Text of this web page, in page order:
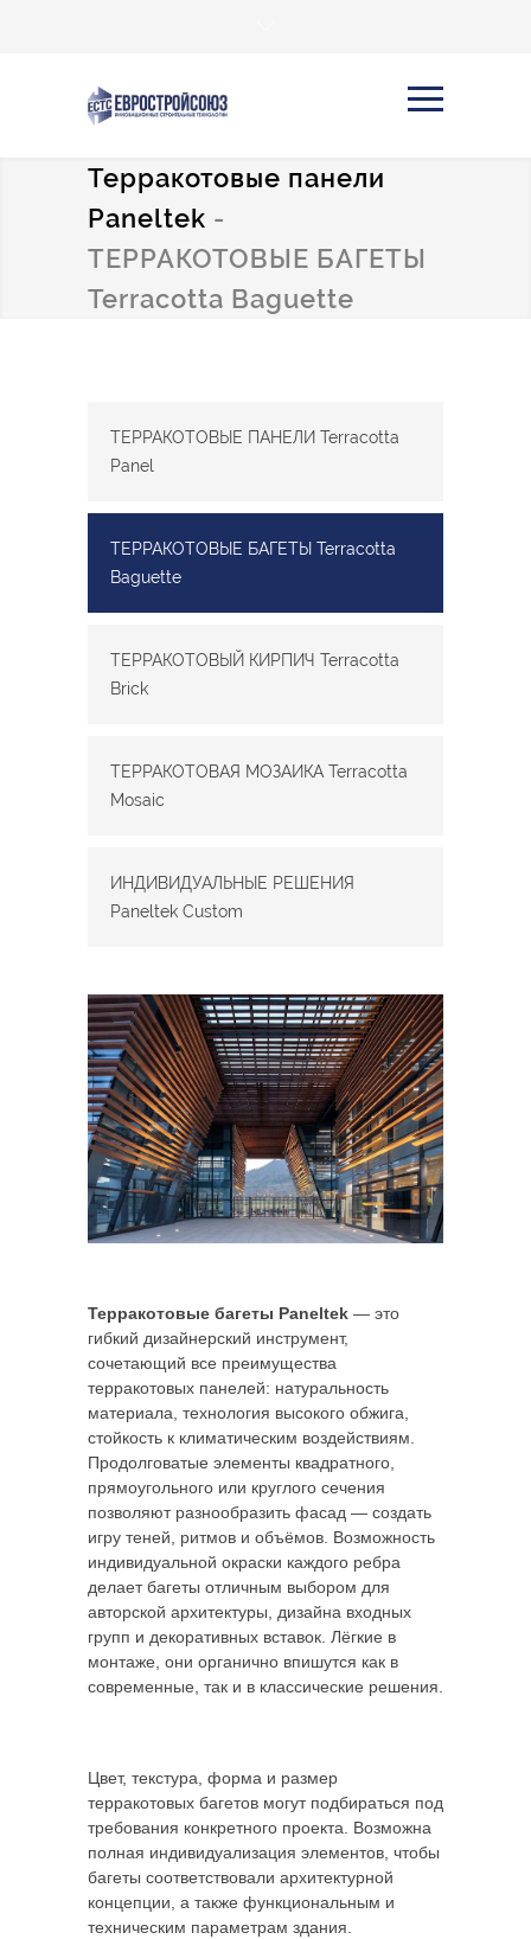
Терракотовые панели
Paneltek -
ТЕРРАКОТОВЫЕ БАГЕТЫ
Terracotta Baguette
ТЕРРАКОТОВЫЕ ПАНЕЛИ Terracotta
Panel
ТЕРРАКОТОВЫЕ БАГЕТЫ Terracotta
Baguette
ТЕРРАКОТОВЫЙ КИРПИЧ Terracotta
Brick
ТЕРРАКОТОВАЯ МОЗАИКА Terracotta
Mosaic
ИНДИВИДУАЛЬНЫЕ РЕШЕНИЯ
Paneltek Custom
Терракотовые багеты Paneltek — это
гибкий дизайнерский инструмент,
сочетающий все преимущества
терракотовых панелей: натуральность
материала, технология высокого обжига,
стойкость к климатическим воздействиям.
Продолговатые элементы квадратного,
прямоугольного или круглого сечения
позволяют разнообразить фасад — создать
игру теней, ритмов и объёмов. Возможность
индивидуальной окраски каждого ребра
делает багеты отличным выбором для
авторской архитектуры, дизайна входных
групп и декоративных вставок. Лёгкие в
монтаже, они органично впишутся как в
современные, так и в классические решения.
Цвет, текстура, форма и размер
терракотовых багетов могут подбираться под
требования конкретного проекта. Возможна
полная индивидуализация элементов, чтобы
багеты соответствовали архитектурной
концепции, а также функциональным и
техническим параметрам здания.